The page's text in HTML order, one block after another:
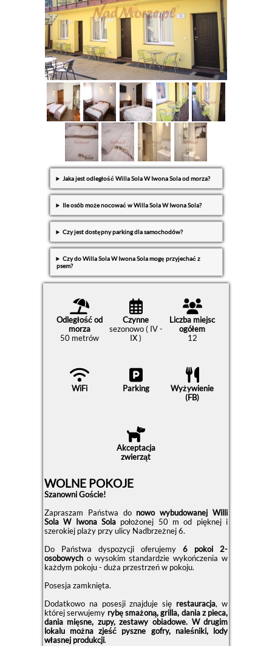
Jaka jest odległość Willa Sola W Iwona Sola od morza?
Ile osób może nocować w Willa Sola W Iwona Sola?
Czy jest dostępny parking dla samochodów?
Czy do Willa Sola W Iwona Sola mogę przyjechać z
psem?
Odległość od
morza
50 metrów
Czynne
sezonowo ( IV -
IX )
Liczba miejsc
ogółem
12
WiFi Parking
Wyżywienie
(FB)
Akceptacja
zwierząt
WOLNE POKOJE
Szanowni Goście!
Zapraszam Państwa do nowo wybudowanej Willi
Sola W Iwona Solapołożonej 50 m od pięknej i
szerokiej plaży przy ulicy Nadbrzeżnej 6.
Do Państwa dyspozycji oferujemy6 pokoi 2-
osobowycho wysokim standardzie wykończenia w
każdym pokoju - duża przestrzeń w pokoju.
Posesja zamknięta.
Dodatkowo na posesji znajduje się restauracja, w
której serwujemy rybę smażoną, grilla, dania z pieca,
dania mięsne, zupy, zestawy obiadowe. W drugim
lokalu można zjeść pyszne gofry, naleśniki, lody
własnej produkcji.